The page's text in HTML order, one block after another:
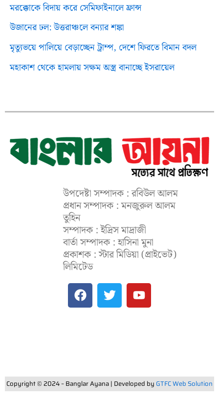
মরক্কোকে বিদায় করে সেমিফাইনালে ফ্রান্স
উজানের ঢল: উত্তরাঞ্চলে বন্যার শঙ্কা
মৃত্যুভয়ে পালিয়ে বেড়াচ্ছেন ট্রাম্প, দেশে ফিরতে বিমান বদল
মহাকাশ থেকে হামলায় সক্ষম অস্ত্র বানাচ্ছে ইসরায়েল
উপদেষ্টা সম্পাদক : রবিউল আলম
প্রধান সম্পাদক : মনজুরুল আলম
তুহিন
সম্পাদক : ইদ্রিস মাদ্রাজী
বার্তা সম্পাদক : হাসিনা মুনা
প্রকাশক : স্টার মিডিয়া (প্রাইভেট)
লিমিটেড
F
a
c
k
T
w
i
Y
o
u
Copyright © 2024 – Banglar Ayana | Developed by GTFC Web Solution